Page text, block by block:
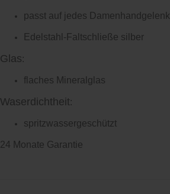
passt auf jedes Damenhandgelenk
Edelstahl-Faltschließe silber
Glas:
flaches Mineralglas
Waserdichtheit:
spritzwassergeschützt
24 Monate Garantie